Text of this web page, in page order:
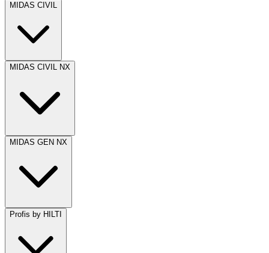
MIDAS CIVIL
MIDAS CIVIL NX
MIDAS GEN NX
Profis by HILTI